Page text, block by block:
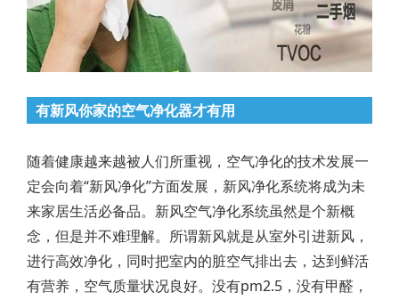
有新风你家的空气净化器才有用
随着健康越来越被人们所重视，空气净化的技术发展一
定会向着“新风净化”方面发展，新风净化系统将成为未
来家居生活必备品。新风空气净化系统虽然是个新概
念，但是并不难理解。所谓新风就是从室外引进新风，
进行高效净化，同时把室内的脏空气排出去，达到鲜活
有营养，空气质量状况良好。没有pm2.5，没有甲醛，